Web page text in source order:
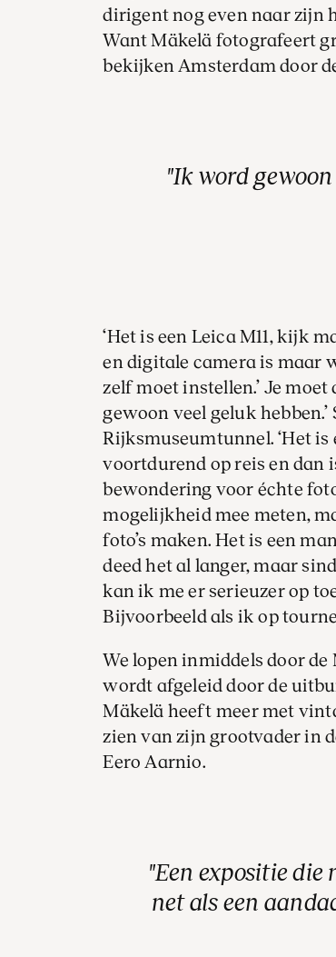
dirigent nog even naar zijn
Want Mäkelä fotografeert
bekijken Amsterdam door
Ik word
‘Het is een Leica M11, kijk
en digitale camera is maar
zelf moet instellen.’ Je
gewoon veel geluk
Rijksmuseumtunnel. ‘Het
voortdurend op reis en dan
bewondering voor échte
mogelijkheid mee meten,
foto’s maken. Het is een
deed het al langer, maar
kan ik me er serieuzer op
Bijvoorbeeld als ik op
We lopen inmiddels door
wordt afgeleid door de
Mäkelä heeft meer met
zien van zijn grootvader in
Eero Aarnio.
Een expositie die
net als een